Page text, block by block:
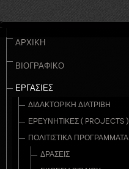
ΑΡΧΙΚΗ
ΒΙΟΓΡΑΦΙΚΟ
ΕΡΓΑΣΙΕΣ
ΔΙΔΑΚΤΟΡΙΚΉ ΔΙΑΤΡΙΒΉ
ΕΡΕΥΝΗΤΙΚΈΣ ( PROJECTS )
ΠΟΛΙΤΙΣΤΙΚΆ ΠΡΟΓΡΆΜΜΑΤΑ
ΔΡΆΣΕΙΣ